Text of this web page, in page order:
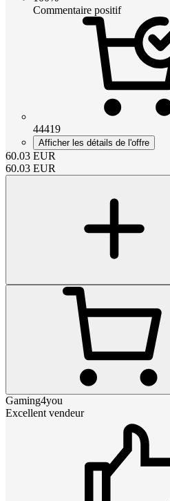
Commentaire positif
44419
Afficher les détails de l'offre
60.03 EUR
60.03 EUR
Gaming4you
Excellent vendeur